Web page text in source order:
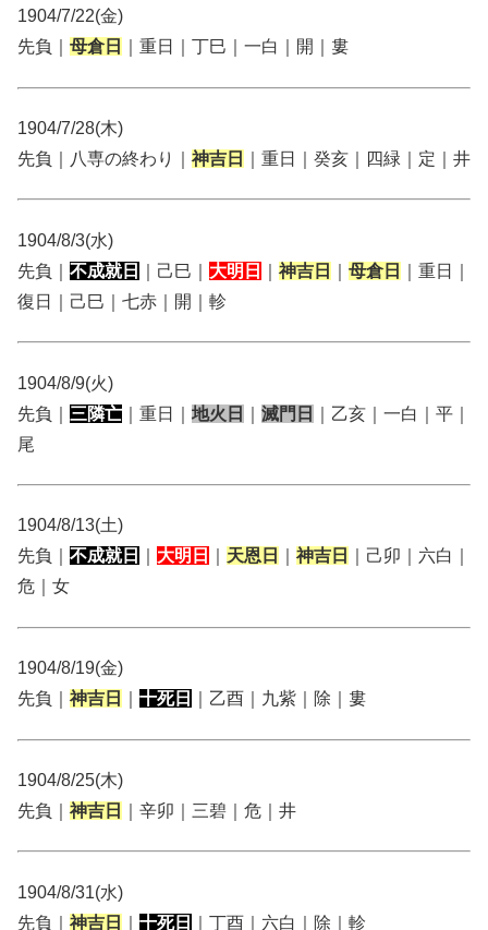
1904/7/22(金)
先負｜ 母倉日 ｜重日｜丁巳｜一白｜開｜婁
1904/7/28(木)
先負｜八専の終わり｜ 神吉日 ｜重日｜癸亥｜四緑｜定｜井
1904/8/3(水)
先負｜ 不成就日 ｜己巳｜ 大明日 神吉日 母倉日
｜重日｜
復日｜己巳｜七赤｜開｜軫
1904/8/9(火)
先負｜ 三隣亡 ｜重日｜ 地火日 滅門日
｜乙亥｜一白｜平｜
尾
1904/8/13(土)
先負｜ 不成就日 大明日 天恩日 神吉日
｜己卯｜六白｜
危｜女
1904/8/19(金)
先負｜ 神吉日 十死日 ｜乙酉｜九紫｜除｜婁
1904/8/25(木)
先負｜ 神吉日 ｜辛卯｜三碧｜危｜井
1904/8/31(水)
先負｜ 神吉日 十死日 ｜丁酉｜六白｜除｜軫